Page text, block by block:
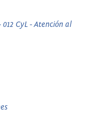
CyL - Atención al